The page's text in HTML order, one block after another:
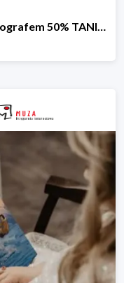
Książki z autografem 50% TANIEJ!